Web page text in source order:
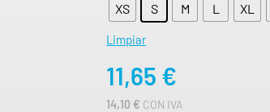
,
€
XS
S M L XL
Limpiar
11,65 €
14,10 € CON IVA